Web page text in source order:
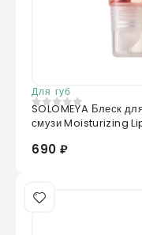
Для губ
0 из 5
SOLOMEYA Блеск
смузи Moisturizing
690 ₽